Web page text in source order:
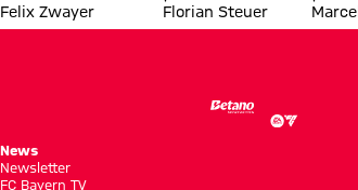
Felix Zwayer
Florian Steuer
News
Newsletter
FC Bayern TV